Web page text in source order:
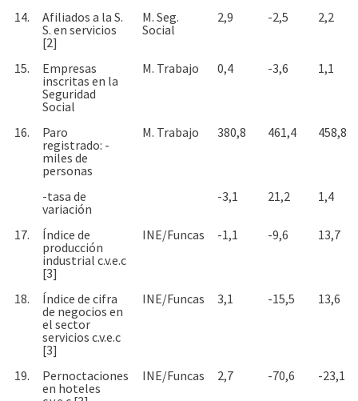
14.
Afiliados a la S.
S. en servicios
[2]
M. Seg.
Social
2,9 -2,5 2,2
15.
Empresas
inscritas en la
Seguridad
Social
M. Trabajo 0,4 -3,6 1,1
16.
Paro
registrado: -
miles de
personas
M. Trabajo 380,8 461,4 458,8
-tasa de
variación
-3,1 21,2 1,4
17.
Índice de
producción
industrial c.v.e.c
[3]
INE/Funcas -1,1 -9,6 13,7
18.
Índice de cifra
de negocios en
el sector
servicios c.v.e.c
[3]
INE/Funcas 3,1 -15,5 13,6
19.
Pernoctaciones
en hoteles
INE/Funcas 2,7 -70,6 -23,1